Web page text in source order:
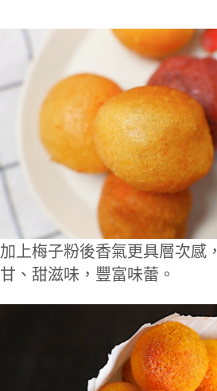
加上梅子粉後香氣更具層次感，
甘、甜滋味，豐富味蕾。